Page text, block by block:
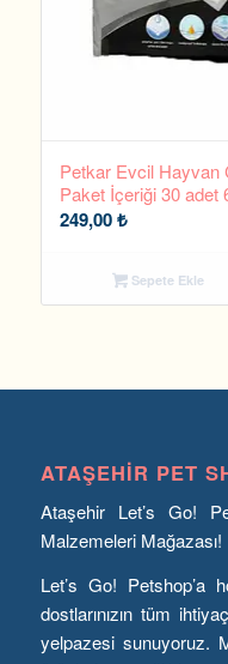
Petkar Evcil Hayvan
Paket İçeriği 30 adet
249,00₺
Sepete Ekle
ATAŞEHIR PET
Ataşehir Let’s Go!
Malzemeleri Mağazası!
Let’s Go! Petshop’a
dostlarınızın tüm
yelpazesi sunuyoruz.